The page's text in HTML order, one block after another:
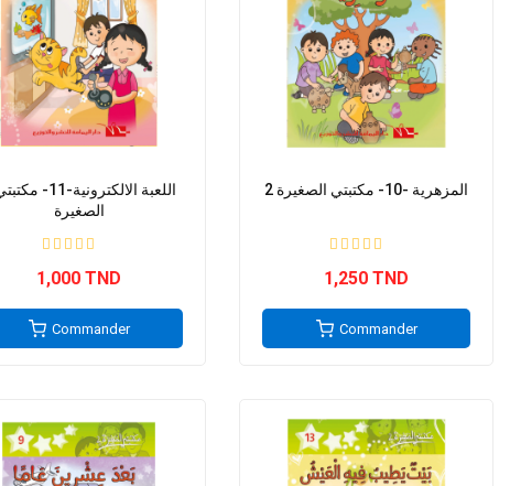
الصغيرة
1,000 TND
Commander
2 المزهرية -10- مكتبتي الصغيرة
1,250 TND
Commander